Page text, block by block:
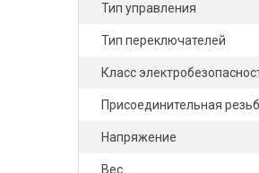
Тип управления
Тип переключателей
Класс
Присоединительная
Напряжение
Вес